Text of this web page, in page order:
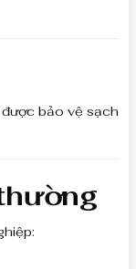
bảo vệ sạch